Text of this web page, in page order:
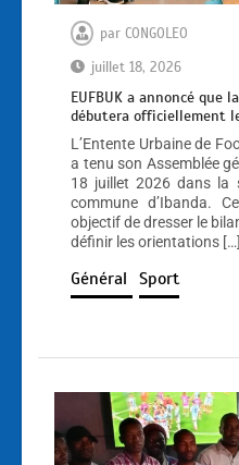
par CONGOLEO
juillet 18, 2026
EUFBUK a annoncé que
débutera officiellement
L’Entente Urbaine de
a tenu son Assemblée
18 juillet 2026 dans la
commune d’Ibanda.
objectif de dresser le
définir les orientations […]
Général Sport